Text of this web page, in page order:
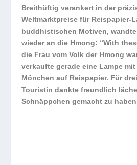
Breithüftig verankert in der
Weltmarktpreise für Reispapier-
buddhistischen Motiven,
wieder an die Hmong: “With
die Frau vom Volk der Hmong
verkaufte gerade eine Lampe
Mönchen auf Reispapier. Für
Touristin dankte freundlich
Schnäppchen gemacht zu